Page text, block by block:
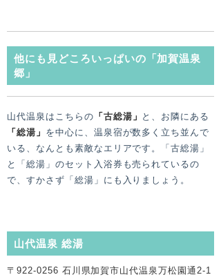
他にも見どころいっぱいの「加賀温泉
郷」
山代温泉はこちらの 「 古総湯 」 と、お隣にある
「 総湯 」 を中心に、温泉宿が数多く立ち並んで
いる、なんとも素敵なエリアです。「古総湯」
と「総湯」のセット入浴券も売られているの
で、すかさず「総湯」にも入りましょう。
山代温泉 総湯
〒922-0256 石川県加賀市山代温泉万松園通2-1